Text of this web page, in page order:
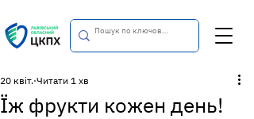
Їж фрукти кожен день!
20 квіт. Читати 1 хв